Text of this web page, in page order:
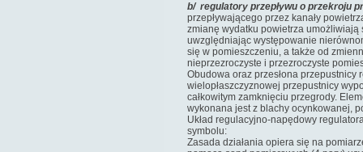
b/ regulatory przepływu o przekroju
przepływającego przez kanały
zmianę wydatku powietrza
uwzględniając występowanie
się w pomieszczeniu, a także od
nieprzezroczyste i przezroczyste
Obudowa oraz przesłona
wielopłaszczyznowej przepustnicy
całkowitym zamknięciu przegrody.
wykonana jest z blachy ocynkowanej,
Układ regulacyjno-napędowy
symbolu:
Zasada działania opiera się na